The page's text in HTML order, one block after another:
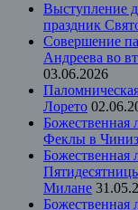
Выступление
праздник
Совершение
Андреева во
03.06.2026
Лорето
Божественная
Феклы в
Божественная
Милане
Божественная